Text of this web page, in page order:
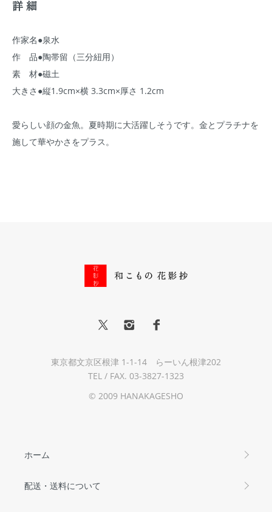
詳細
作家名●泉水
作 品●陶帯留（三分紐用）
素 材●磁土
大きさ●縦1.9cm×横 3.3cm×厚さ 1.2cm
愛らしい顔の金魚。夏時期に大活躍しそうです。金とプラチナを
施して華やかさをプラス。
東京都文京区根津 1-1-14 らーいん根津202
TEL / FAX. 03-3827-1323
© 2009 HANAKAGESHO
ホーム
配送・送料について